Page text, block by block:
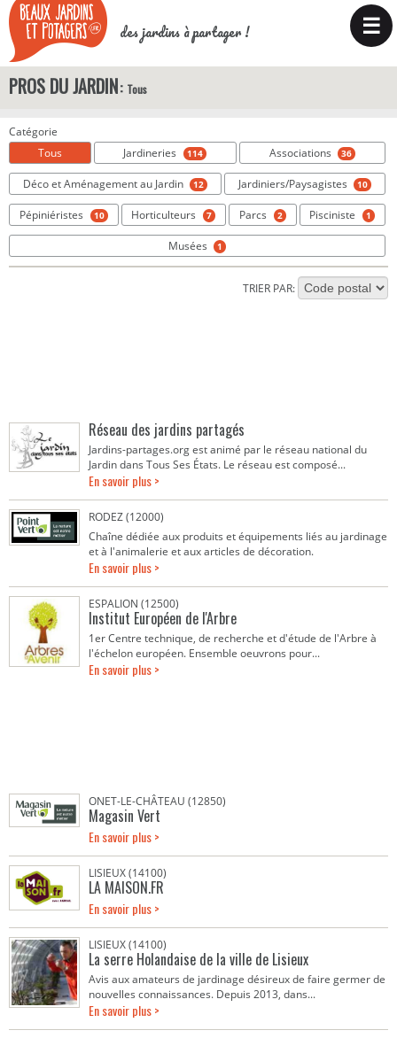
des jardins à partager ! ☰
PROS DU JARDIN Tous
Catégorie
Tous
Jardineries 114 Associations 36
Déco et Aménagement au Jardin 12 Jardiniers/Paysagistes 10
Pépiniéristes 10 Horticulteurs 7 Parcs 2 Pisciniste 1
Musées 1
TRIER PAR:
Réseau des jardins partagés
Jardins-partages.org est animé par le réseau national du
Jardin dans Tous Ses États. Le réseau est composé...
En savoir plus >
RODEZ (12000)
Chaîne dédiée aux produits et équipements liés au jardinage
et à l'animalerie et aux articles de décoration.
En savoir plus >
ESPALION (12500)
Institut Européen de l'Arbre
1er Centre technique, de recherche et d'étude de l'Arbre à
l'échelon européen. Ensemble oeuvrons pour...
En savoir plus >
ONET-LE-CHÂTEAU (12850)
Magasin Vert
En savoir plus >
LISIEUX (14100)
LA MAISON.FR
En savoir plus >
LISIEUX (14100)
La serre Holandaise de la ville de Lisieux
Avis aux amateurs de jardinage désireux de faire germer de
nouvelles connaissances. Depuis 2013, dans...
En savoir plus >